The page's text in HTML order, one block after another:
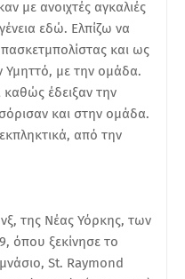
με ανοιχτές αγκαλιές
εδώ. Ελπίζω να
και ως
με την ομάδα.
καθώς έδειξαν την
και στην ομάδα.
από την
της Νέας Υόρκης, των
όπου ξεκίνησε το
St. Raymond